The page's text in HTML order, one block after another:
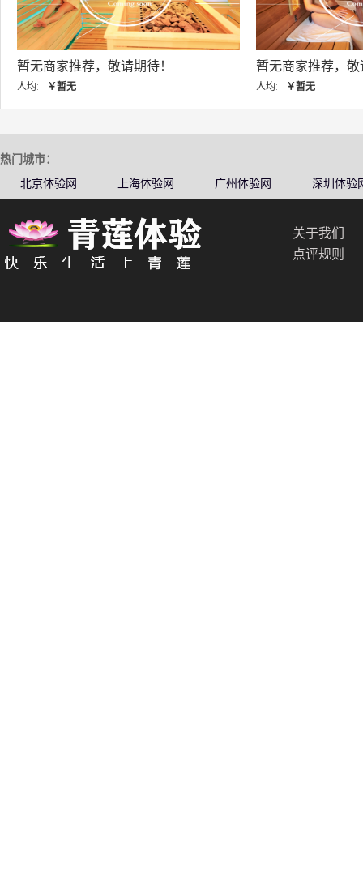
暂无商家推荐，敬请期待！
人均: ￥暂无
暂无商家推荐，
人均: ￥暂无
热门城市：
北京体验网
上海体验网 广州体验网 深圳体验
关于我们
点评规则